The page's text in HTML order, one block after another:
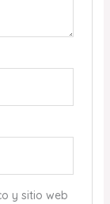
y sitio web